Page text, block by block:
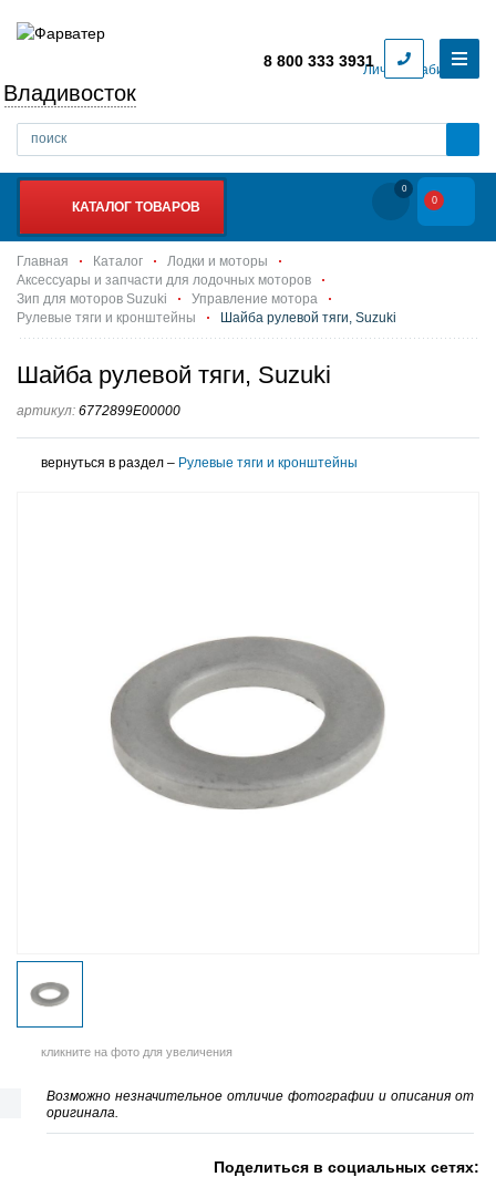
Личный кабинет
Владивосток
8 800 333 3931
КАТАЛОГ ТОВАРОВ
0
0
Главная Каталог
Лодки и моторы
Аксессуары и запчасти для лодочных моторов
Зип для моторов Suzuki
Управление мотора
Рулевые тяги и кронштейны
Шайба рулевой тяги, Suzuki
Шайба рулевой тяги, Suzuki
артикул: 6772899E00000
вернуться в раздел – Рулевые тяги и кронштейны
кликните на фото для увеличения
Возможно незначительное отличие фотографии и описания от
оригинала.
Поделиться в социальных сетях: